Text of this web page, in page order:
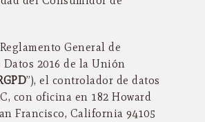
General de
2016 de la Unión
”), el controlador de datos
con oficina en 182 Howard
Francisco, California 94105